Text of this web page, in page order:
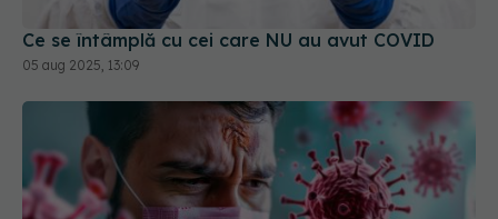
Ce se întâmplă cu cei care NU au avut COVID
05 aug 2025, 13:09